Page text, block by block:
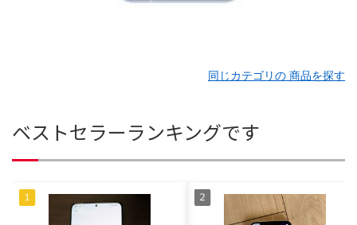
同じカテゴリの 商品を探す
ベストセラーランキングです